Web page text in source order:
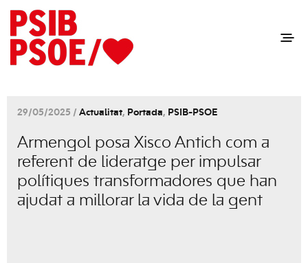
29/05/2025 / Actualitat, Portada, PSIB-PSOE
Armengol posa Xisco Antich com a
referent de lideratge per impulsar
polítiques transformadores que han
ajudat a millorar la vida de la gent